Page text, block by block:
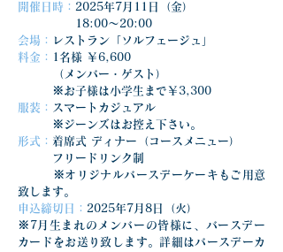
開催日時： 2025年7月11日（金）
18:00〜20:00
会場：
レストラン「ソルフェージュ」
料金：
1名様 ￥6,600
（メンバー・ゲスト）
※お子様は小学生まで￥3,300
服装：
スマートカジュアル
※ジーンズはお控え下さい。
形式： 着席式 ディナー（コースメニュー）
フリードリンク制
※オリジナルバースデーケーキもご用意
致します。
申込締切日： 2025年7月8日（火）
※7月生まれのメンバーの皆様に、バースデー
カードをお送り致します。詳細はバースデーカ